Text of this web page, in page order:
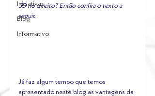
Iniciativas
Blog
Informativo
3D no direito? Então confira o texto a
seguir.
Já faz algum tempo que temos
apresentado neste blog as vantagens da